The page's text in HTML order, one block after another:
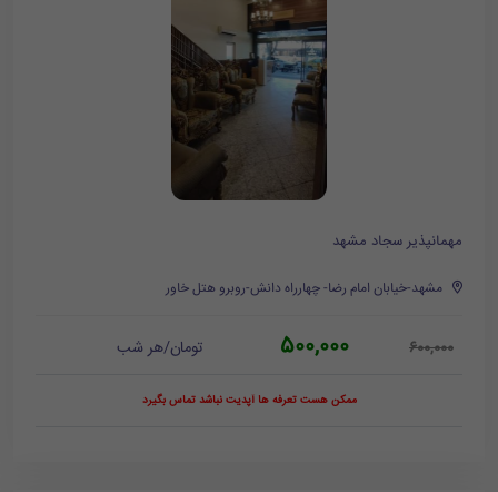
مهمانپذیر سجاد مشهد
مشهد-خیابان امام رضا- چهارراه دانش-روبرو هتل خاور
600,000
500,000 تومان/هر شب
ممکن هست تعرفه ها آپدیت نباشد تماس بگیرد